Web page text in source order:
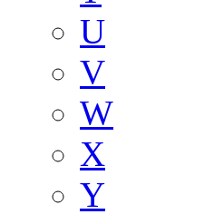
U
V
W
X
Y